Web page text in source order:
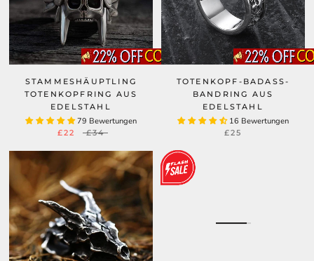
STAMMESHÄUPTLING
TOTENKOPFRING AUS
EDELSTAHL
79 Bewertungen
£22 £34
TOTENKOPF-BADASS-
BANDRING AUS
EDELSTAHL
16 Bewertungen
£25